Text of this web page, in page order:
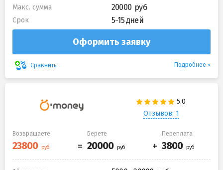
Макс. сумма 20000
Срок 5-15 дней
Оформить заявку
Сравнить Подробнее
Отзывов: 1
Возвращаете Берете Переплата